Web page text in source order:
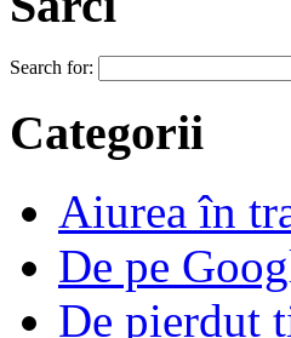
Search for:
Categorii
Aiurea în
De pe
De pierdut